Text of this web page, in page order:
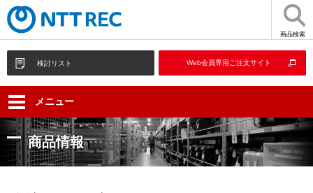
商品検索
検討リスト Web会員専用ご注文サイト
メニュー
商品情報